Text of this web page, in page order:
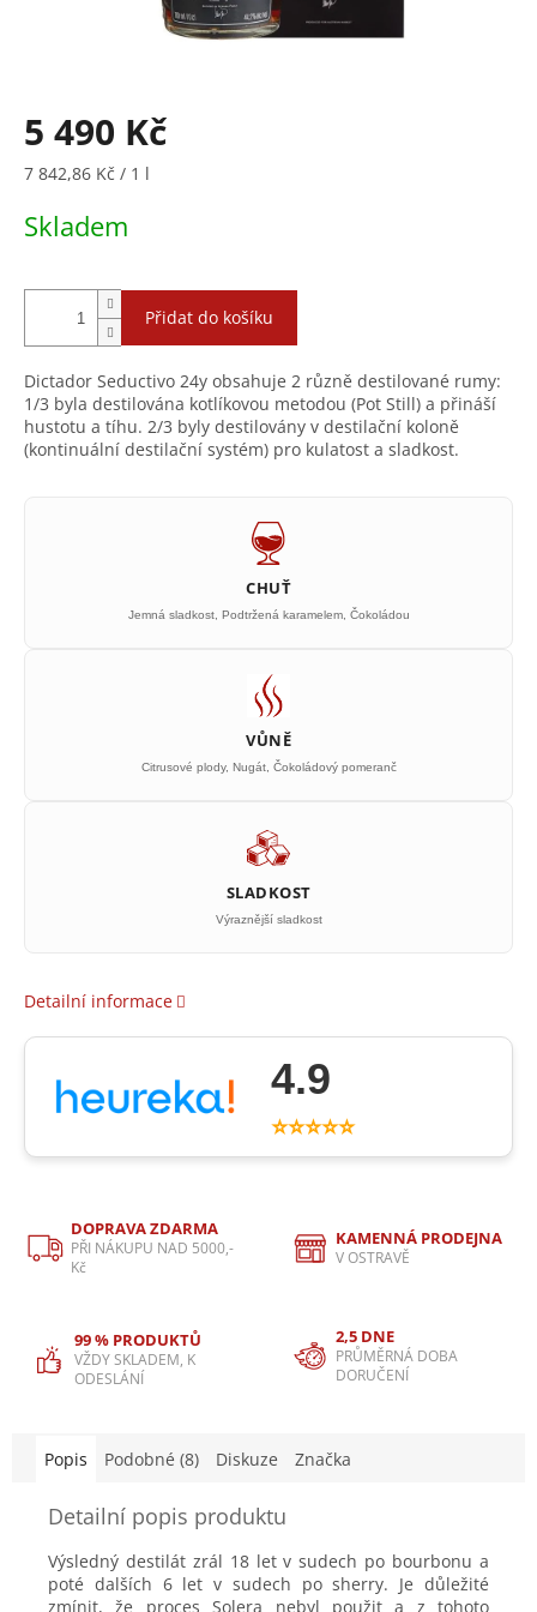
5 490 Kč
Měrná
7 842,86 Kč / 1 l
Skladem
Přidat do košíku
Dictador Seductivo 24y obsahuje 2 různě destilované rumy:
1/3 byla destilována kotlíkovou metodou (Pot Still) a přináší
hustotu a tíhu. 2/3 byly destilovány v destilační koloně
(kontinuální destilační systém) pro kulatost a sladkost.
CHUŤ
Jemná sladkost, Podtržená karamelem, Čokoládou
VŮNĚ
Citrusové plody, Nugát, Čokoládový pomeranč
SLADKOST
Výraznější sladkost
Detailní informace
4.9
⭐⭐⭐⭐⭐
DOPRAVA ZDARMA
PŘI NÁKUPU NAD 5000,-
Kč
KAMENNÁ PRODEJNA
V OSTRAVĚ
99 % PRODUKTŮ
VŽDY SKLADEM, K
ODESLÁNÍ
2,5 DNE
PRŮMĚRNÁ DOBA
DORUČENÍ
Popis Podobné (8) Diskuze Značka
Detailní popis produktu
Výsledný destilát zrál 18 let v sudech po bourbonu a
poté dalších 6 let v sudech po sherry. Je důležité
zmínit, že proces Solera nebyl použit a z tohoto